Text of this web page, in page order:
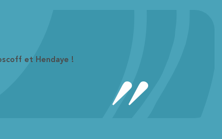
et Hendaye !